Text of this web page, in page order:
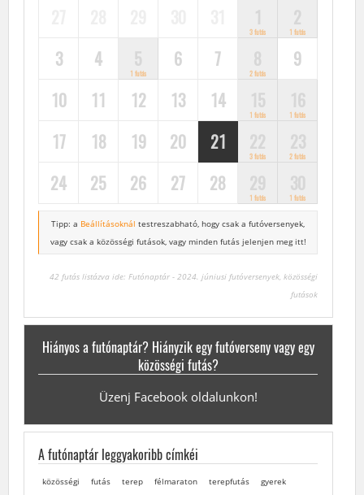
3 futás 1 futás
3 4
1 futás
6 7
2 futás
9
10
11 12 13 14
1 futás 1 futás
17 18 19 20 21
3 futás 2 futás
24 25 26 27 28
1 futás 1 futás
Tipp: a Beállításoknál testreszabható, hogy csak a futóversenyek,
vagy csak a közösségi futások, vagy minden futás jelenjen meg itt!
42 futás listázva ide: Futónaptár - 2024. júniusi futóversenyek, közösségi
futások
Hiányos a futónaptár? Hiányzik egy futóverseny vagy egy
közösségi futás?
Üzenj Facebook oldalunkon!
A futónaptár leggyakoribb címkéi
közösségi futás terep félmaraton terepfutás
gyerek